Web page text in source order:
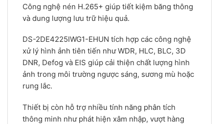
Công nghệ nén H.265+ giúp tiết kiệm băng thông
và dung lượng lưu trữ hiệu quả.
DS-2DE4225IWG1-EHUN tích hợp các công nghệ
xử lý hình ảnh tiên tiến như WDR, HLC, BLC, 3D
DNR, Defog và EIS giúp cải thiện chất lượng hình
ảnh trong môi trường ngược sáng, sương mù hoặc
rung lắc.
Thiết bị còn hỗ trợ nhiều tính năng phân tích
thông minh như phát hiện xâm nhập, vượt hàng